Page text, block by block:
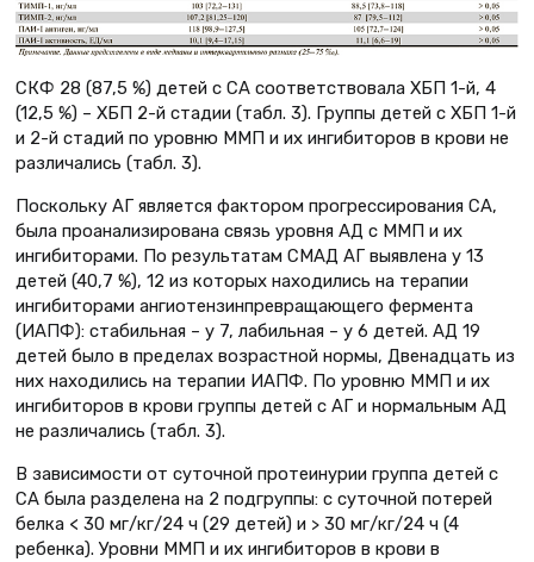
СКФ 28 (87,5 %) детей с СА соответствовала ХБП 1-й, 4
(12,5 %) – ХБП 2-й стадии (табл. 3). Группы детей с ХБП 1-й
и 2-й стадий по уровню ММП и их ингибиторов в крови не
различались (табл. 3).
Поскольку АГ является фактором прогрессирования СА,
была проанализирована связь уровня АД с ММП и их
ингибиторами. По результатам СМАД АГ выявлена у 13
детей (40,7 %), 12 из которых находились на терапии
ингибиторами ангиотензинпревращающего фермента
(ИАПФ): стабильная – у 7, лабильная – у 6 детей. АД 19
детей было в пределах возрастной нормы, Двенадцать из
них находились на терапии ИАПФ. По уровню ММП и их
ингибиторов в крови группы детей с АГ и нормальным АД
не различались (табл. 3).
В зависимости от суточной протеинурии группа детей с
СА была разделена на 2 подгруппы: с суточной потерей
белка < 30 мг/кг/24 ч (29 детей) и > 30 мг/кг/24 ч (4
ребенка). Уровни ММП и их ингибиторов в крови в